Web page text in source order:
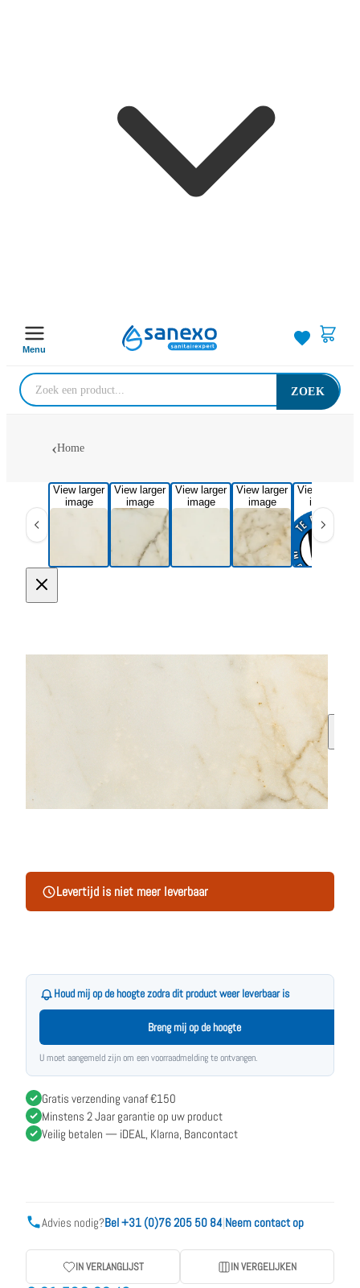
Menu
ZOEK
Home
View larger
image
View larger
image
View larger
image
View larger
image
View larger
image
Levertijd is niet meer leverbaar
Houd mij op de hoogte zodra dit product weer leverbaar is
Breng mij op de hoogte
U moet aangemeld zijn om een voorraadmelding te ontvangen.
Gratis verzending vanaf €150
Minstens 2 Jaar garantie op uw product
Veilig betalen — iDEAL, Klarna, Bancontact
Advies nodig?Bel +31 (0)76 205 50 84|Neem contact op
IN VERLANGLIJST IN VERGELIJKEN